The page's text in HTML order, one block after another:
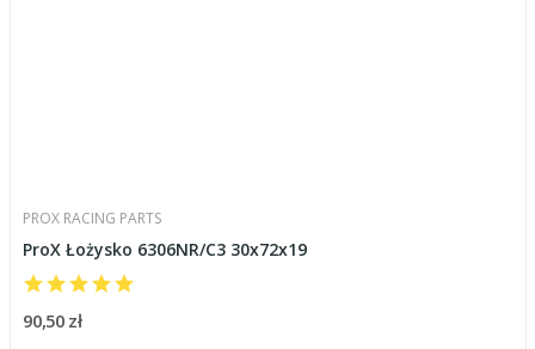
PROX RACING PARTS
ProX Łożysko 6306NR/C3 30x72x19
90,50 zł